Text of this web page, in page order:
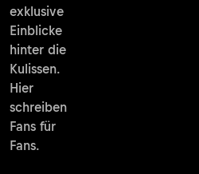
exklusive
Einblicke
hinter die
Kulissen.
Hier
schreiben
Fans für
Fans.